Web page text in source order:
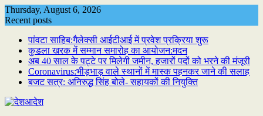
Skip
to
Thursday, August 6, 2026
Recent posts
पांवटा साहिब:गैलेक्सी आईटीआई में प्रवेश प्रक्रिया शुरू
कुडला खरक में सम्मान समारोह का आयोजन:मदन
अब 40 साल के पट्टे पर मिलेगी जमीन, हजारों पदों को भरने की मंजूरी
Coronavirus:भीड़भाड़ वाले स्थानों में मास्क पहनकर जाने की सलाह
बजट सत्र: अनिरुद्ध सिंह बोले- सहायकों की नियुक्ति